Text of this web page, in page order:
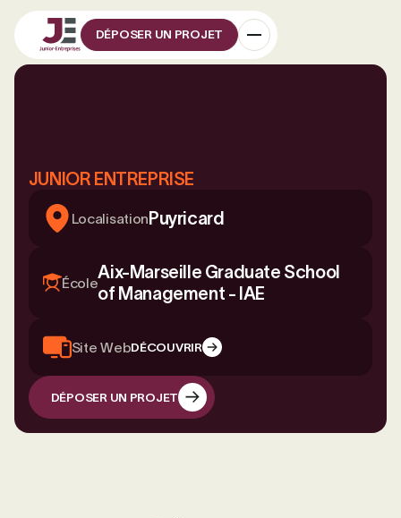
DÉPOSER UN PROJET
JUNIOR ENTREPRISE
Localisation Puyricard
École
Aix-Marseille Graduate School
of Management - IAE
Site WebDÉCOUVRIR
DÉPOSER UN PROJET